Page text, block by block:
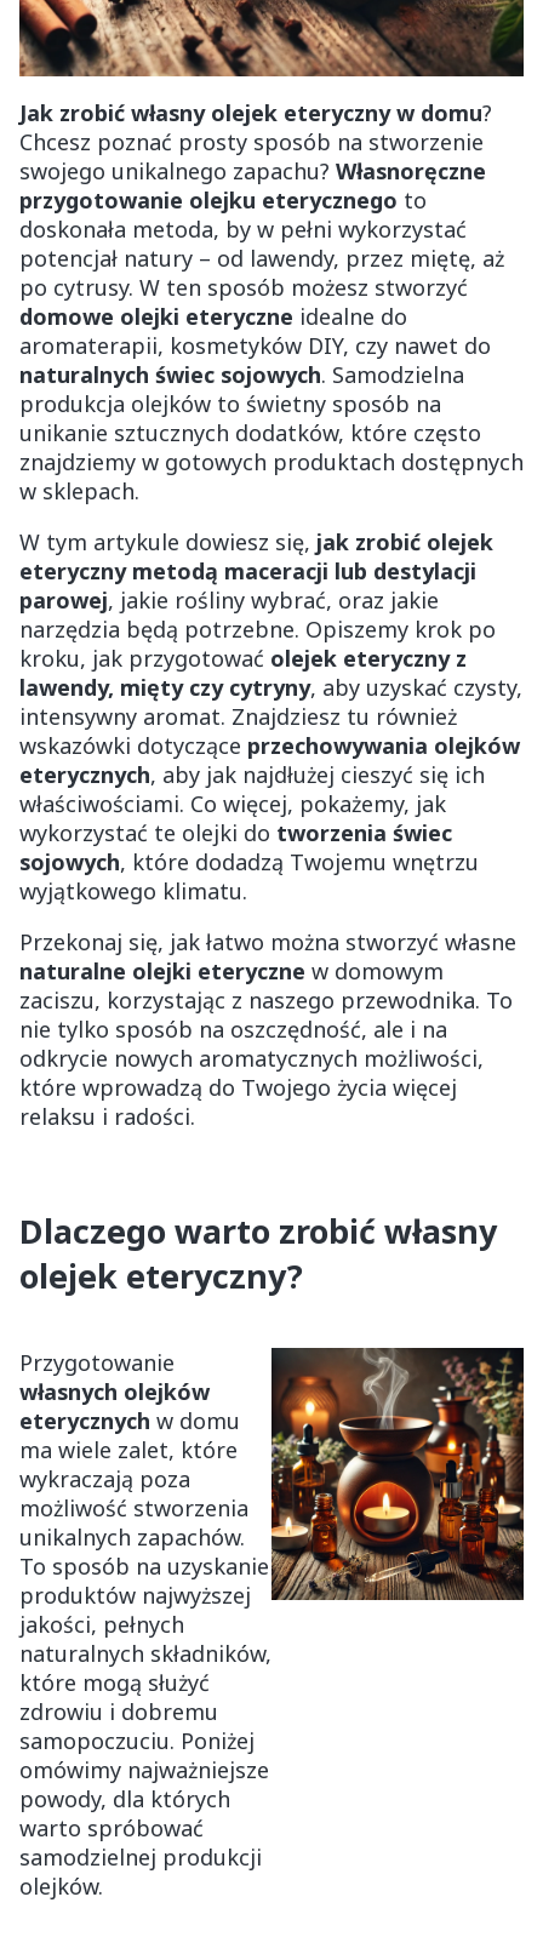
Jak zrobić własny olejek eteryczny w domu?
Chcesz poznać prosty sposób na stworzenie
swojego unikalnego zapachu? Własnoręczne
przygotowanie olejku eterycznego to
doskonała metoda, by w pełni wykorzystać
potencjał natury – od lawendy, przez miętę, aż
po cytrusy. W ten sposób możesz stworzyć
domowe olejki eteryczne idealne do
aromaterapii, kosmetyków DIY, czy nawet do
naturalnych świec sojowych. Samodzielna
produkcja olejków to świetny sposób na
unikanie sztucznych dodatków, które często
znajdziemy w gotowych produktach dostępnych
w sklepach.
W tym artykule dowiesz się, jak zrobić olejek
eteryczny metodą maceracji lub destylacji
parowej, jakie rośliny wybrać, oraz jakie
narzędzia będą potrzebne. Opiszemy krok po
kroku, jak przygotować olejek eteryczny z
lawendy, mięty czy cytryny, aby uzyskać czysty,
intensywny aromat. Znajdziesz tu również
wskazówki dotyczące przechowywania olejków
eterycznych, aby jak najdłużej cieszyć się ich
właściwościami. Co więcej, pokażemy, jak
wykorzystać te olejki do tworzenia świec
sojowych, które dodadzą Twojemu wnętrzu
wyjątkowego klimatu.
Przekonaj się, jak łatwo można stworzyć własne
naturalne olejki eteryczne w domowym
zaciszu, korzystając z naszego przewodnika. To
nie tylko sposób na oszczędność, ale i na
odkrycie nowych aromatycznych możliwości,
które wprowadzą do Twojego życia więcej
relaksu i radości.
Dlaczego warto zrobić własny
olejek eteryczny?
Przygotowanie
własnych olejków
eterycznych w domu
ma wiele zalet, które
wykraczają poza
możliwość stworzenia
unikalnych zapachów.
To sposób na uzyskanie
produktów najwyższej
jakości, pełnych
naturalnych składników,
które mogą służyć
zdrowiu i dobremu
samopoczuciu. Poniżej
omówimy najważniejsze
powody, dla których
warto spróbować
samodzielnej produkcji
olejków.